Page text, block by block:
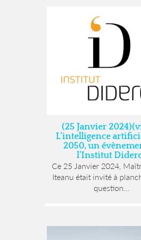
(25 Janvier
L’intelligence
2050, un
l’Institut
Ce 25 Janvier 2024,
Iteanu était invité à
question...